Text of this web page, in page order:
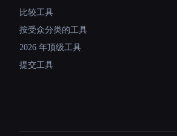
比较工具
按受众分类的工具
2026 年顶级工具
提交工具